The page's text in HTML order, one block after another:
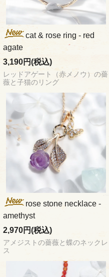
cat & rose ring - red
agate
3,190円(税込)
レッドアゲート（赤メノウ）の薔
薇と子猫のリング
rose stone necklace -
amethyst
2,970円(税込)
アメジストの薔薇と蝶のネックレ
ス